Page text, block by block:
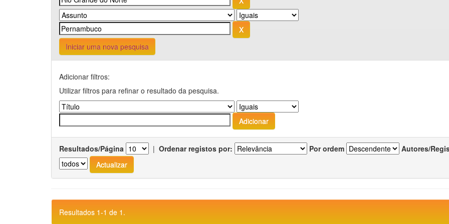
Iniciar uma nova pesquisa
Adicionar filtros:
Utilizar filtros para refinar o resultado da pesquisa.
Resultados/Página | Ordenar registos por: Por ordem Autores/
Resultados 1-1 de 1.